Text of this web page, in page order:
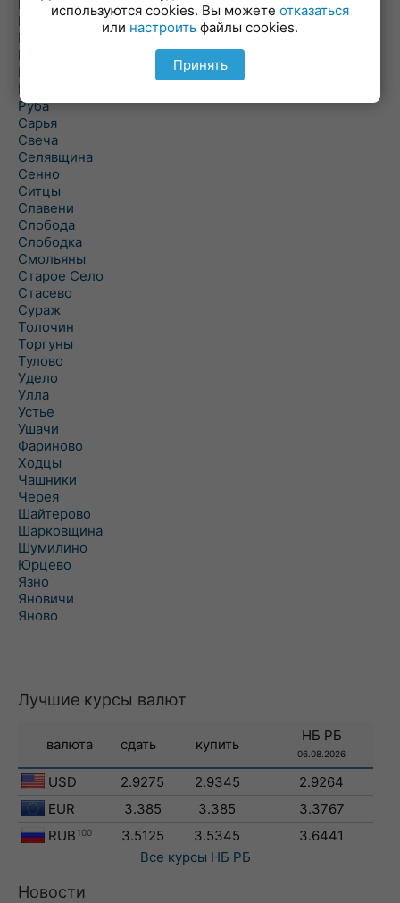
Погоща
Подсвилье
Полоцк
Поставы
Прозороки
Россоны
Руба
Сарья
Свеча
Селявщина
Сенно
Ситцы
Славени
Слобода
Слободка
Смольяны
Старое Село
Стасево
Сураж
Толочин
Торгуны
Тулово
Удело
Улла
Устье
Ушачи
Фариново
Ходцы
Чашники
Черея
Шайтерово
Шарковщина
Шумилино
Юрцево
Язно
Яновичи
Яново
Лучшие курсы валют
валюта сдать купить
НБ РБ
06.08.2026
USD 2.9275 2.9345
2.9264
EUR
3.385 3.385
3.3767
RUB 100 3.5125 3.5345
3.6441
Все курсы НБ РБ
Новости
используются cookies. Вы можете отказаться
или настроить файлы cookies.
Принять